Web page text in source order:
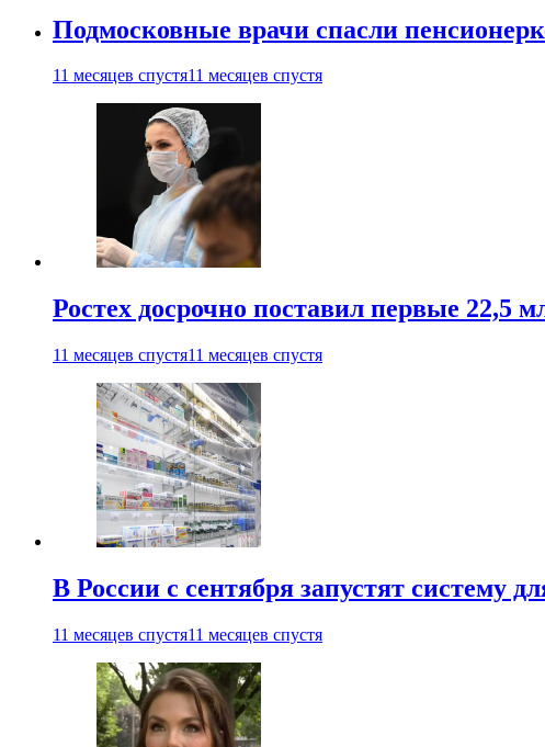
Подмосковные врачи спасли
11 месяцев спустя11 месяцев спустя
Ростех досрочно поставил первые 22,5
11 месяцев спустя11 месяцев спустя
В России с сентября запустят систему
11 месяцев спустя11 месяцев спустя